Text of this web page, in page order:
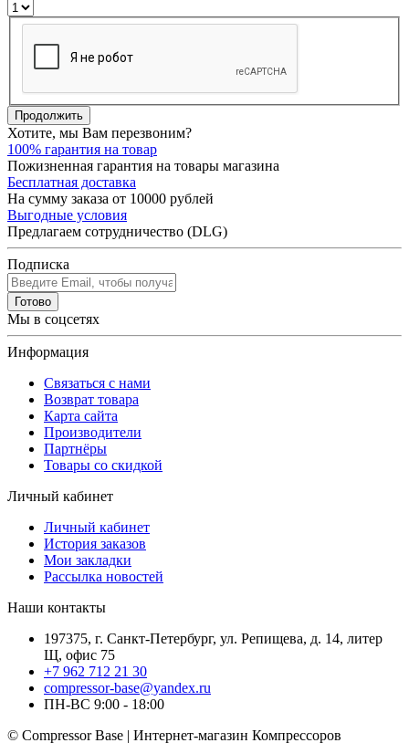
Продолжить
Хотите, мы Вам перезвоним?
100% гарантия на товар
Пожизненная гарантия на товары магазина
Бесплатная доставка
На сумму заказа от 10000 рублей
Выгодные условия
Предлагаем сотрудничество (DLG)
Подписка
Готово
Мы в соцсетях
Информация
Связаться с нами
Возврат товара
Карта сайта
Производители
Партнёры
Товары со скидкой
Личный кабинет
Личный кабинет
История заказов
Мои закладки
Рассылка новостей
Наши контакты
197375, г. Санкт-Петербург, ул. Репищева, д. 14, литер
Щ, офис 75
+7 962 712 21 30
compressor-base@yandex.ru
ПН-ВС 9:00 - 18:00
© Compressor Base | Интернет-магазин Компрессоров